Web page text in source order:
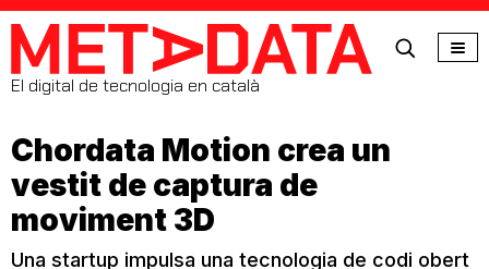
MetaData
El digital de tecnologia en català
Chordata Motion crea un
vestit de captura de
moviment 3D
Una startup impulsa una tecnologia de codi obert